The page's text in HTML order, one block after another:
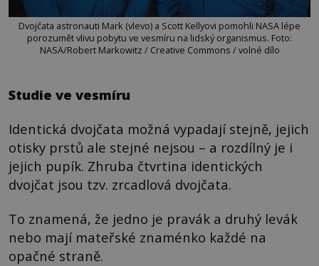
Dvojčata astronauti Mark (vlevo) a Scott Kellyovi pomohli NASA lépe
porozumět vlivu pobytu ve vesmíru na lidský organismus. Foto:
NASA/Robert Markowitz / Creative Commons / volné dílo
Studie ve vesmíru
Identická dvojčata možná vypadají stejně, jejich
otisky prstů ale stejné nejsou – a rozdílný je i
jejich pupík. Zhruba čtvrtina identických
dvojčat jsou tzv. zrcadlová dvojčata.
To znamená, že jedno je pravák a druhý levák
nebo mají mateřské znaménko každé na
opačné straně.